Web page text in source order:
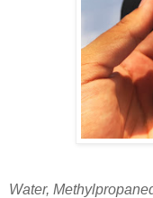
Water,